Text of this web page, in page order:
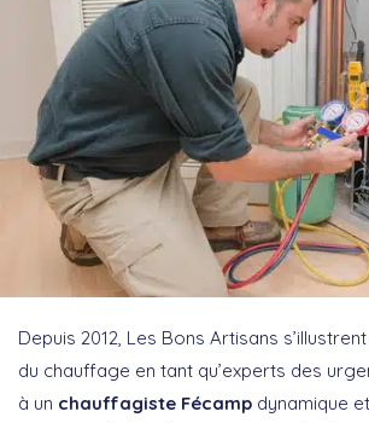
Depuis 2012, Les Bons Artisans
du chauffage en tant qu’experts des
à un chauffagiste Fécamp dynamique